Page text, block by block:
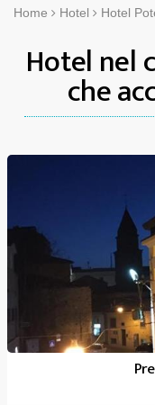
Home Hotel Hotel
Hotel nel
che